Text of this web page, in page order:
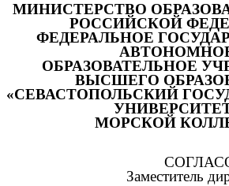
МИНИСТЕРСТВО
РОССИЙСКОЙ
ФЕДЕРАЛЬНОЕ
ОБРАЗОВАТЕЛЬНОЕ
ВЫСШЕГО
«СЕВАСТОПОЛЬСКИЙ
МОРСКОЙ
Заместитель